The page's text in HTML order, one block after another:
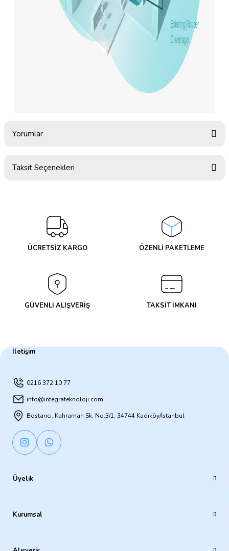
Yorumlar
Taksit Seçenekleri
ÜCRETSİZ KARGO ÖZENLİ PAKETLEME
GÜVENLİ ALIŞVERİŞ TAKSİT İMKANI
İletişim
0216 372 10 77
info@integrateknoloji.com
Bostancı, Kahraman Sk. No:3/1, 34744 Kadıköy/İstanbul
Üyelik
Kurumsal